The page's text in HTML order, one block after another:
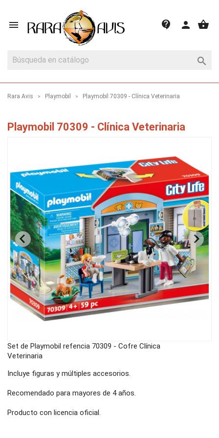
 shopping_basket
person
contact_support

Rara Avis Playmobil Playmobil 70309 - Clínica Veterinaria
Playmobil 70309 - Clínica Veterinaria
Set de Playmobil refencia 70309 - Cofre Clínica
Veterinaria
Incluye figuras y múltiples accesorios.
Recomendado para mayores de 4 años.
Producto con licencia oficial.